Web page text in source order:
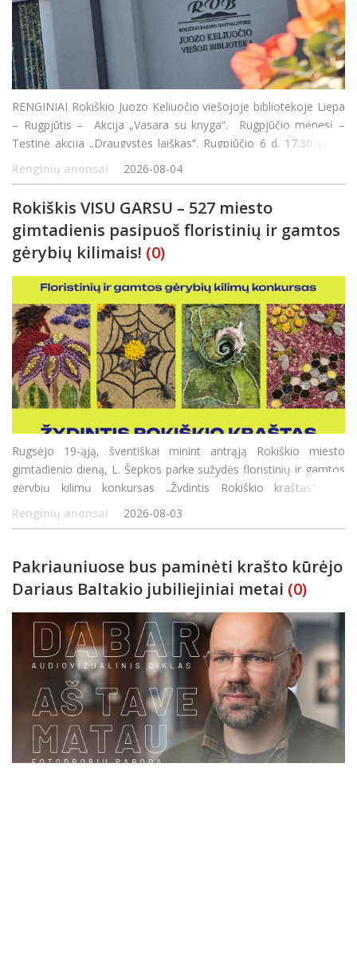
RENGINIAI Rokiškio Juozo Keliuočio viešojoje bibliotekoje Liepa
– Rugpjūtis – Akcija „Vasara su knyga“. Rugpjūčio mėnesį –
Tęstinė akcija „Draugystės laiškas“. Rugpjūčio 6 d. 17.30 val. –
susitikimas su rašyt
Renginių anonsai 2026-08-04
Rokiškis VISU GARSU – 527 miesto
gimtadienis pasipuoš floristinių ir gamtos
gėrybių kilimais! (0)
Rugsėjo 19-ąją, šventiškai minint antrąją Rokiškio miesto
gimtadienio dieną, L. Šepkos parke sužydės floristinių ir gamtos
gėrybių kilimų konkursas „Žydintis Rokiškio kraštas“. Šio
konkurso tikslas – ne tik pasigrožėti gamtos dovano
Renginių anonsai 2026-08-03
Pakriauniuose bus paminėti krašto kūrėjo
Dariaus Baltakio jubiliejiniai metai (0)